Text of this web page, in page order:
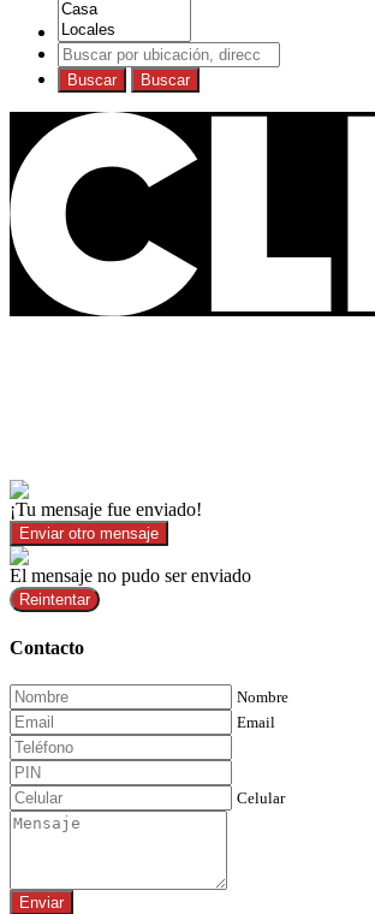
Buscar Buscar
¡Tu mensaje fue enviado!
Enviar otro mensaje
El mensaje no pudo ser enviado
Reintentar
Contacto
Nombre
Email
Celular
Enviar